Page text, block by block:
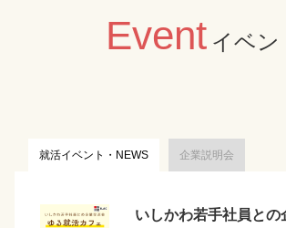
Event イベン
就活イベント・NEWS 企業説明会
いしかわ若手社員と